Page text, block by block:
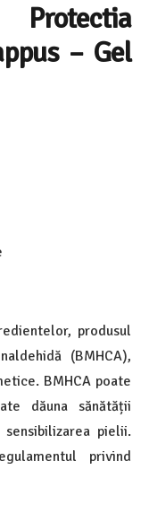
– Gel
produsul
(BMHCA),
BMHCA poate
dăuna sănătății
pielii.
privind